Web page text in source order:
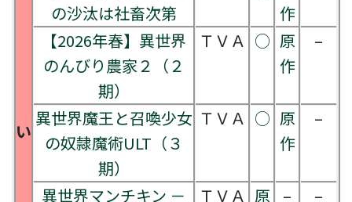
い
の沙汰は社畜次第
作
【2026年春】異世界
のんびり農家２（２
期）
ＴＶＡ ○ 原
作
–
異世界魔王と召喚少女
の奴隷魔術ULT（３
期）
ＴＶＡ ○ 原
作
–
異世界マンチキン － ＴＶＡ 原 – –